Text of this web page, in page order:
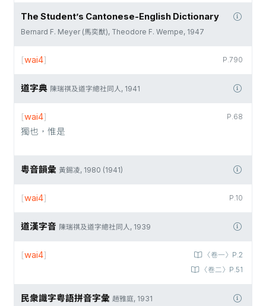
The Student’s Cantonese-English Dictionary
Bernard F. Meyer (馬奕猷), Theodore F. Wempe, 1947
P.790
[wai4]
道字典 陳瑞祺及道字總社同人, 1941
P.68
[wai4]
獨也，惟是
粵音韻彙 黃錫凌, 1980 (1941)
P.10
[wai4]
道漢字音 陳瑞祺及道字總社同人, 1939
〈卷一〉P.2
〈卷二〉P.51
[wai4]
民衆識字粤語拼音字彙 趙雅庭, 1931